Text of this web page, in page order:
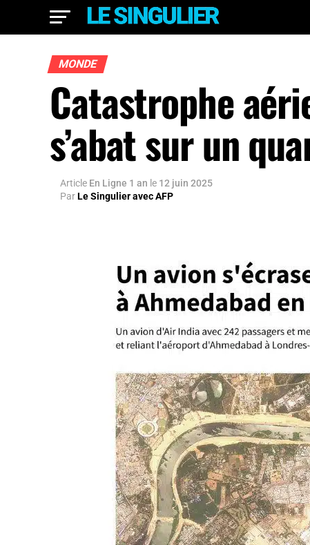
MONDE
Catastrophe
s’abat sur un
Article En Ligne 1 an le 12 juin 2025
ParLe Singulier avec AFP